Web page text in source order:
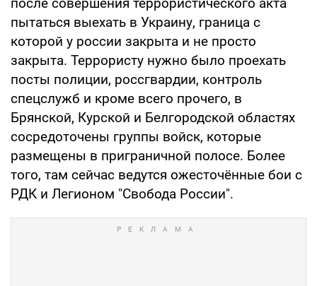
пытаться выехать в Украину, граница с
которой у россии закрыта и не просто
закрыта. Террористу нужно было проехать
посты полиции, россгвардии, контроль
спецслужб и кроме всего прочего, в
Брянской, Курской и Белгородской областях
сосредоточены группы войск, которые
размещены в приграничной полосе. Более
того, там сейчас ведутся ожесточённые бои с
РДК и Легионом "Свобода России".